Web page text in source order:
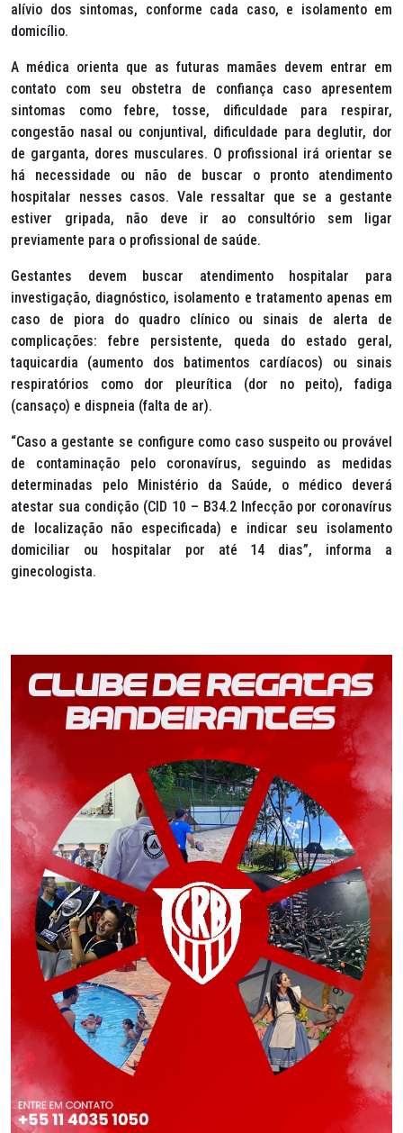
alívio dos sintomas, conforme cada caso, e isolamento em
domicílio.
A médica orienta que as futuras mamães devem entrar em
contato com seu obstetra de confiança caso apresentem
sintomas como febre, tosse, dificuldade para respirar,
congestão nasal ou conjuntival, dificuldade para deglutir, dor
de garganta, dores musculares. O profissional irá orientar se
há necessidade ou não de buscar o pronto atendimento
hospitalar nesses casos. Vale ressaltar que se a gestante
estiver gripada, não deve ir ao consultório sem ligar
previamente para o profissional de saúde.
Gestantes devem buscar atendimento hospitalar para
investigação, diagnóstico, isolamento e tratamento apenas em
caso de piora do quadro clínico ou sinais de alerta de
complicações: febre persistente, queda do estado geral,
taquicardia (aumento dos batimentos cardíacos) ou sinais
respiratórios como dor pleurítica (dor no peito), fadiga
(cansaço) e dispneia (falta de ar).
“Caso a gestante se configure como caso suspeito ou provável
de contaminação pelo coronavírus, seguindo as medidas
determinadas pelo Ministério da Saúde, o médico deverá
atestar sua condição (CID 10 – B34.2 Infecção por coronavírus
de localização não especificada) e indicar seu isolamento
domiciliar ou hospitalar por até 14 dias”, informa a
ginecologista.